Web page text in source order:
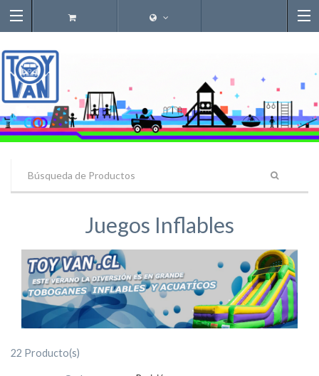
Juegos Inflables
22 Producto(s)